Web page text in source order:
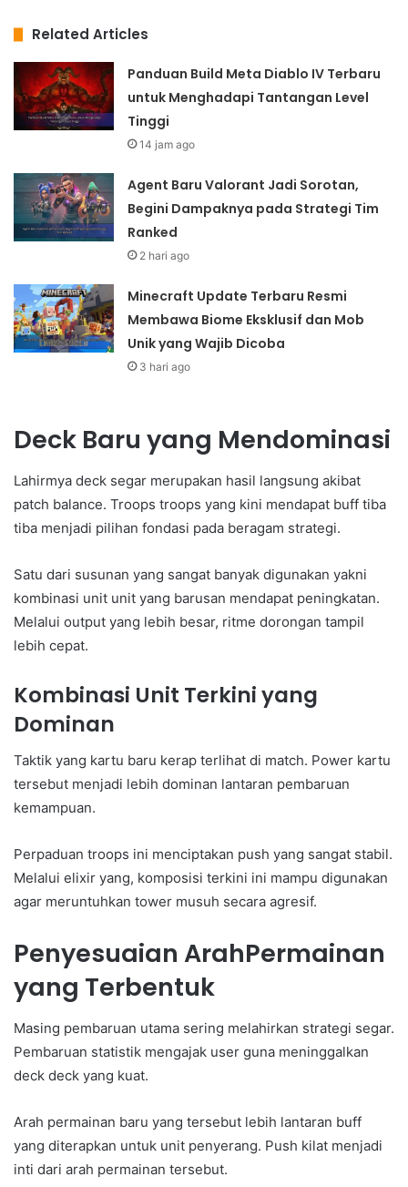
Related Articles
Panduan Build Meta Diablo IV Terbaru
untuk Menghadapi Tantangan Level
Tinggi
14 jam ago
Agent Baru Valorant Jadi Sorotan,
Begini Dampaknya pada Strategi Tim
Ranked
2 hari ago
Minecraft Update Terbaru Resmi
Membawa Biome Eksklusif dan Mob
Unik yang Wajib Dicoba
3 hari ago
Deck Baru yang Mendominasi
Lahirmya deck segar merupakan hasil langsung akibat
patch balance. Troops troops yang kini mendapat buff tiba
tiba menjadi pilihan fondasi pada beragam strategi.
Satu dari susunan yang sangat banyak digunakan yakni
kombinasi unit unit yang barusan mendapat peningkatan.
Melalui output yang lebih besar, ritme dorongan tampil
lebih cepat.
Kombinasi Unit Terkini yang
Dominan
Taktik yang kartu baru kerap terlihat di match. Power kartu
tersebut menjadi lebih dominan lantaran pembaruan
kemampuan.
Perpaduan troops ini menciptakan push yang sangat stabil.
Melalui elixir yang, komposisi terkini ini mampu digunakan
agar meruntuhkan tower musuh secara agresif.
Penyesuaian ArahPermainan
yang Terbentuk
Masing pembaruan utama sering melahirkan strategi segar.
Pembaruan statistik mengajak user guna meninggalkan
deck deck yang kuat.
Arah permainan baru yang tersebut lebih lantaran buff
yang diterapkan untuk unit penyerang. Push kilat menjadi
inti dari arah permainan tersebut.